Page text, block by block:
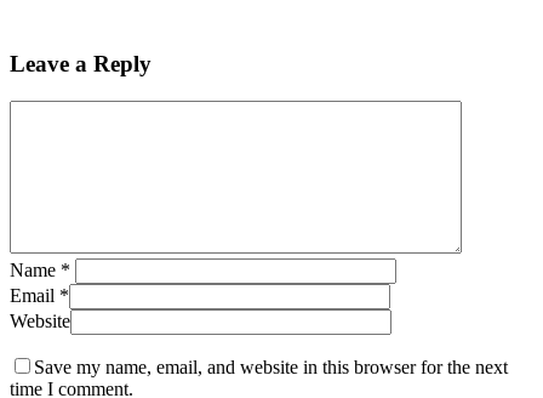
Leave a Reply
Name *
Email *
Website
Save my name, email, and website in this browser for the next
time I comment.